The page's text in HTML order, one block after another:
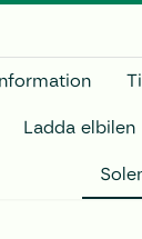
Ladda elbilen